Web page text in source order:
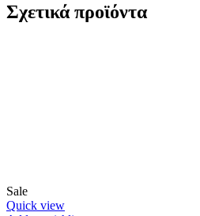
Σχετικά προϊόντα
Sale
Quick view